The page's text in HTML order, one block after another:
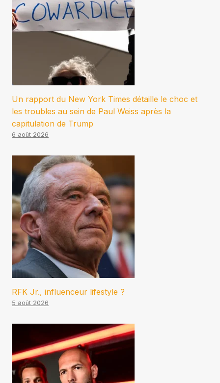
Un rapport du New York Times détaille le choc et
les troubles au sein de Paul Weiss après la
capitulation de Trump
6 août 2026
RFK Jr., influenceur lifestyle ?
5 août 2026